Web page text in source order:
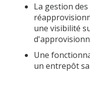
La gestion
une visibilité
Une
un entrepôt